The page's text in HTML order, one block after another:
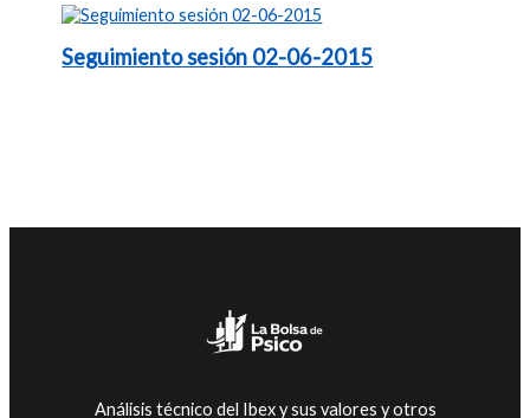
Seguimiento sesión 02-06-2015
Análisis técnico del Ibex y sus valores y otros